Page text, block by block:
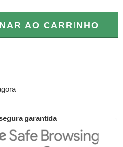
AO CARRINHO
garantida